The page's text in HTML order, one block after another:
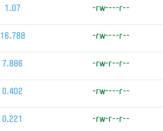
1.07 -rw----r--
16.788 -rw----r--
7.886 -rw-r--r--
0.402 -rw----r--
0.221 -rw-r--r--